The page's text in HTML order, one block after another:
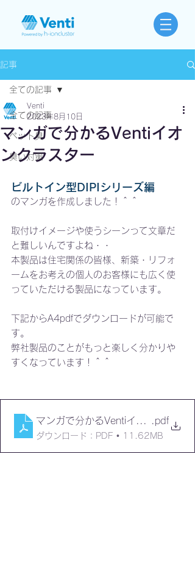
記事
全ての記事
ペット臭
臭い対策
全ての記事
マンガで分かるVentiイオ
ンクラスター
Venti
2023年8月10日
ビルトイン型DIPIシリーズ編
のマンガを作成しました！＾＾
取付けイメージや使うシーンって文章だ
と難しいんですよね・・
本製品は住宅関係の皆様、新築・リフォ
ームをお考えの個人のお客様にも広く使
っていただける製品になっています。
下記からA4pdfでダウンロードが可能で
す。
弊社製品のことがもっと楽しく分かりや
すくなっています！＾＾
マンガで分かるVentiイオンクラスタ
.pdf
ダウンロード：PDF • 11.62MB